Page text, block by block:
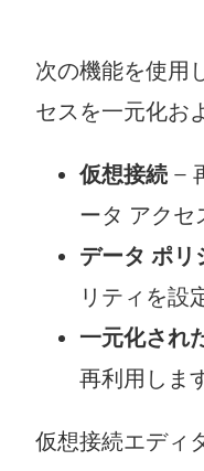
次の機能を使用
セスを一元化お
仮想接続 –
ータ アクセ
データ ポリ
リティを設
一元化され
再利用しま
仮想接続エディ